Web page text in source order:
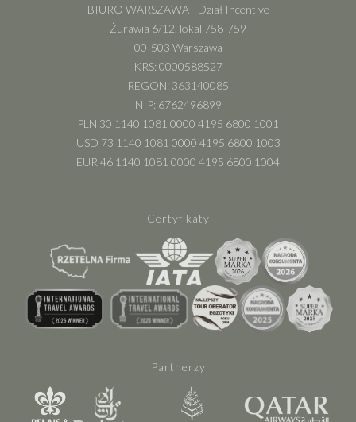
BIURO WARSZAWA - Dział Incentive
Żurawia 6/12, lokal 758-759
00-503 Warszawa
KRS: 0000588527
REGON: 363140085
NIP: 6762496899
PLN 30 1140 1081 0000 4195 6800 1001
USD 73 1140 1081 0000 4195 6800 1003
EUR 46 1140 1081 0000 4195 6800 1004
Certyfikaty
Partnerzy